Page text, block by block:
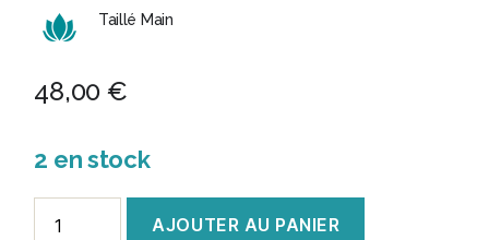
Taillé Main
48,00 €
2 en stock
AJOUTER AU PANIER